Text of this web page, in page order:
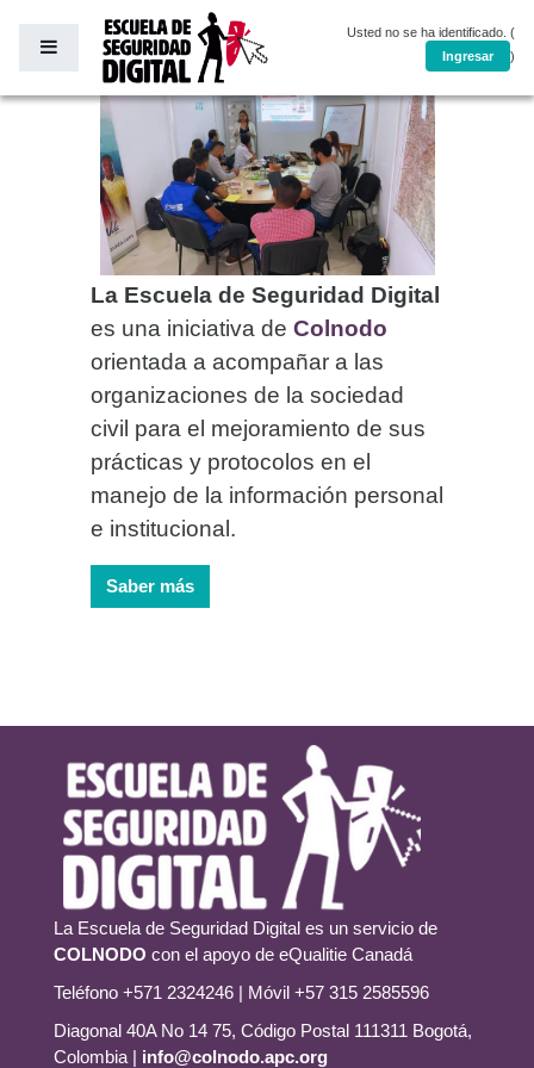
Salta al contenido principal
Panel lateral
Usted no se ha identificado. (
Ingresar
)
La Escuela de Seguridad Digital
es una iniciativa de Colnodo
orientada a acompañar a las
organizaciones de la sociedad
civil para el mejoramiento de sus
prácticas y protocolos en el
manejo de la información personal
e institucional.
Saber más
La Escuela de Seguridad Digital es un servicio de
COLNODO con el apoyo de eQualitie Canadá
Teléfono +571 2324246 | Móvil +57 315 2585596
Diagonal 40A No 14 75, Código Postal 111311 Bogotá,
Colombia | info@colnodo.apc.org